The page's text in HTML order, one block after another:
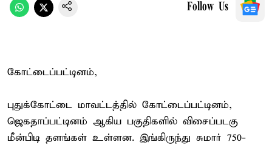
Follow Us
கோட்டைப்பட்டினம்,
புதுக்கோட்டை மாவட்டத்தில் கோட்டைப்பட்டினம்,
ஜெகதாப்பட்டினம் ஆகிய பகுதிகளில் விசைப்படகு
மீன்பிடி தளங்கள் உள்ளன. இங்கிருந்து சுமார் 750-